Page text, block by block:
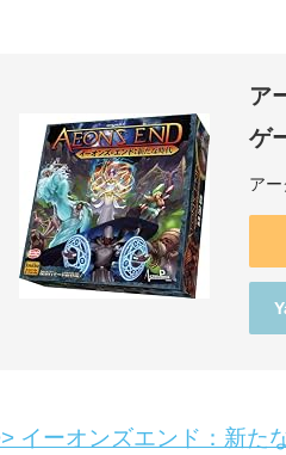
ア
ゲ
ア
イーオンズエンド：新た